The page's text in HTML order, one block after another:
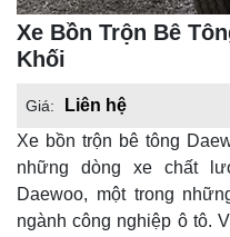
Xe Bồn Trộn Bê
Khối
Giá:
Liên hệ
Xe bồn trộn bê tông
những dòng xe chất
Daewoo, một trong
ngành công nghiệp ô tô.